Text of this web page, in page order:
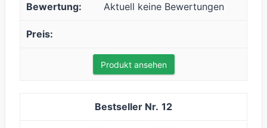
Aktuell keine Bewertungen
Produkt ansehen
12